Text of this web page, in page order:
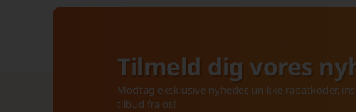
Tilmeld dig vores
Modtag eksklusive nyheder, unikke rabatkoder,
tilbud fra os!